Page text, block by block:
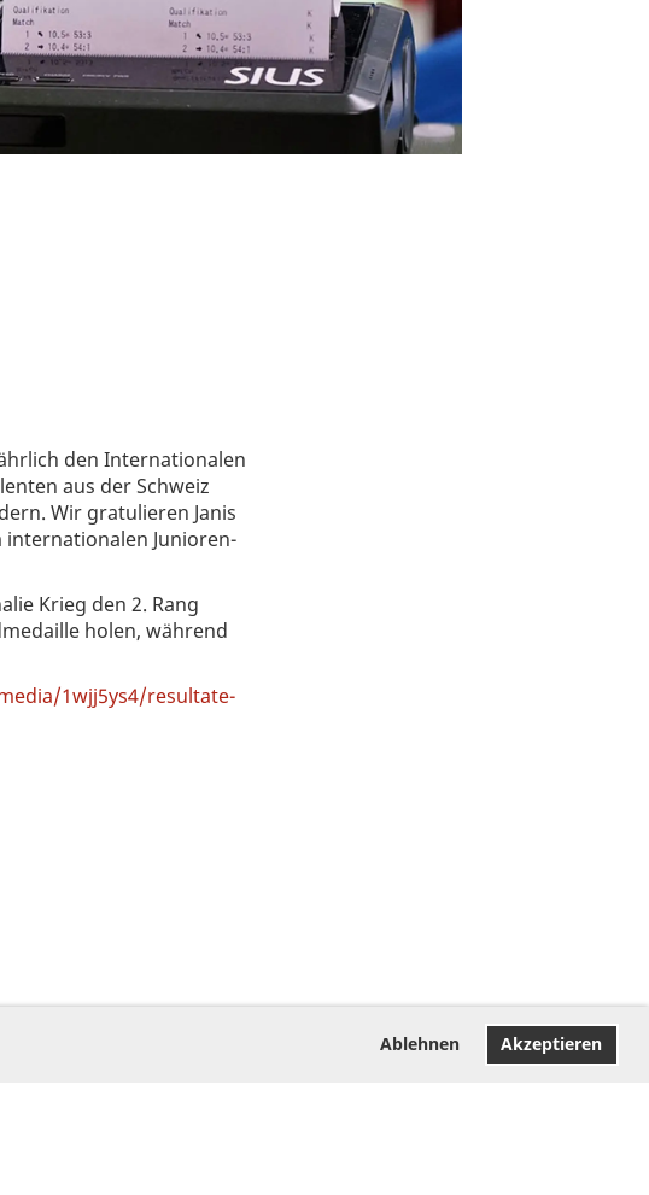
Ablehnen Akzeptieren
den Internationalen
aus der Schweiz
Wir gratulieren Janis
Junioren-
Krieg den 2. Rang
holen, während
1wjj5ys4/resultate-